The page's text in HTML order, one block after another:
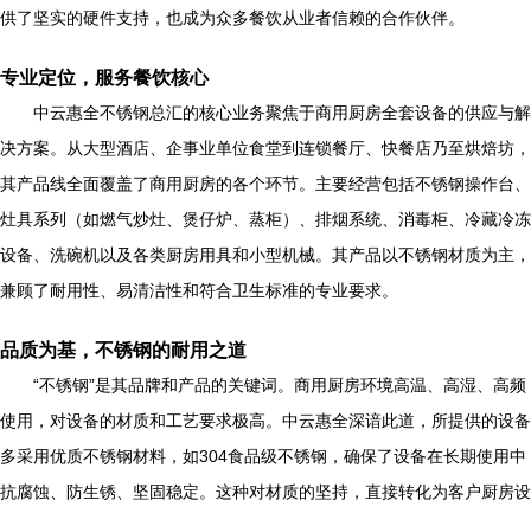
供了坚实的硬件支持，也成为众多餐饮从业者信赖的合作伙伴。
专业定位，服务餐饮核心
中云惠全不锈钢总汇的核心业务聚焦于商用厨房全套设备的供应与解
决方案。从大型酒店、企事业单位食堂到连锁餐厅、快餐店乃至烘焙坊，
其产品线全面覆盖了商用厨房的各个环节。主要经营包括不锈钢操作台、
灶具系列（如燃气炒灶、煲仔炉、蒸柜）、排烟系统、消毒柜、冷藏冷冻
设备、洗碗机以及各类厨房用具和小型机械。其产品以不锈钢材质为主，
兼顾了耐用性、易清洁性和符合卫生标准的专业要求。
品质为基，不锈钢的耐用之道
“不锈钢”是其品牌和产品的关键词。商用厨房环境高温、高湿、高频
使用，对设备的材质和工艺要求极高。中云惠全深谙此道，所提供的设备
多采用优质不锈钢材料，如304食品级不锈钢，确保了设备在长期使用中
抗腐蚀、防生锈、坚固稳定。这种对材质的坚持，直接转化为客户厨房设